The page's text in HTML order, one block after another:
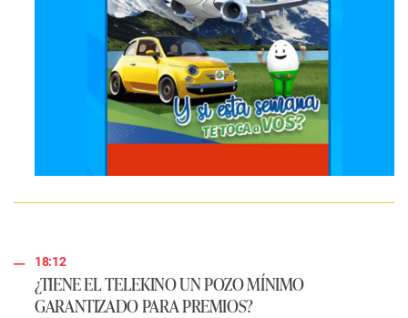
18:12
¿TIENE EL TELEKINO UN POZO MÍNIMO
GARANTIZADO PARA PREMIOS?